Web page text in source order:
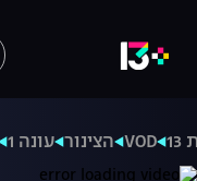
VOD הצינור עונה 1